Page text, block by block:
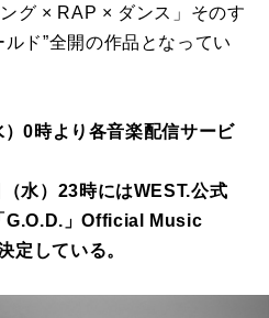
グ × RAP × ダンス」そのす
ド”全開の作品となってい
）0時より各音楽配信サービ
水）23時にはWEST.公式
G.O.D.」Official Music
定している。